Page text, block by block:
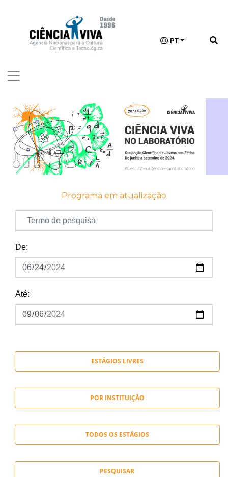
PT
Programa em atualização
De:
Até:
ESTÁGIOS LIVRES
POR INSTITUIÇÃO
TODOS OS ESTÁGIOS